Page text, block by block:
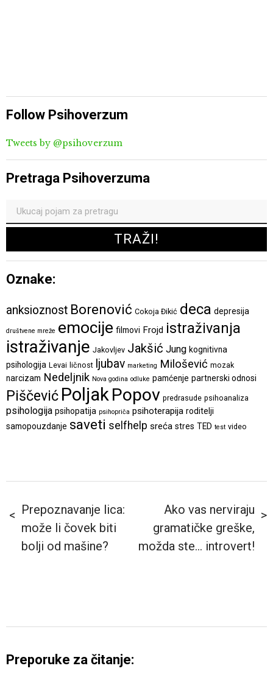
Follow Psihoverzum
Tweets by @psihoverzum
Pretraga Psihoverzuma
Oznake:
anksioznost Borenović Cokoja Đikić deca depresija
društvene mreže emocije filmovi Frojd istraživanja
istraživanje Jakovljev Jakšić Jung kognitivna
psihologija Levai ličnost ljubav marketing Milošević mozak
narcizam Nedeljnik Nova godina odluke pamćenje partnerski odnosi
Piščević PoljakPopov predrasude psihoanaliza
psihologija psihopatija psihopriča psihoterapija roditelji
samopouzdanje saveti selfhelp sreća stres TED test video
Prepoznavanje lica:
može li čovek biti
bolji od mašine?
Ako vas nerviraju
gramatičke greške,
možda ste… introvert!
Preporuke za čitanje: